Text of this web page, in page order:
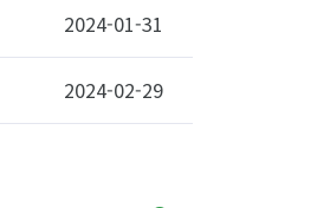
2024-01-31
2024-02-29